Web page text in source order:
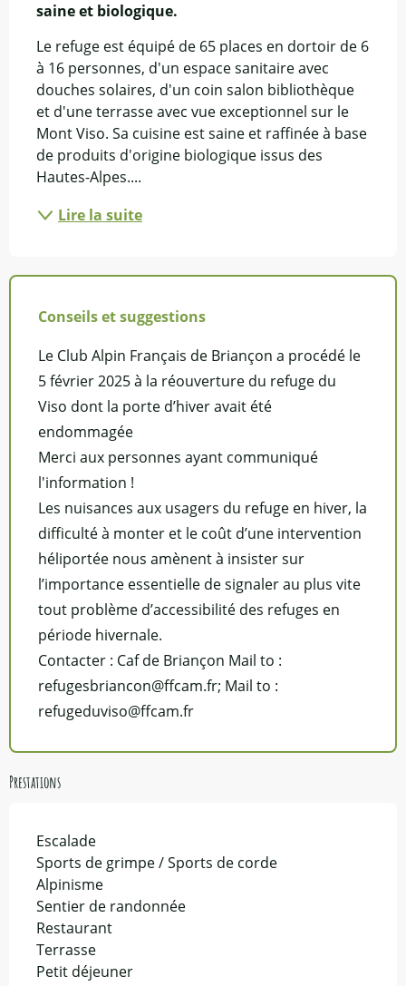
saine et biologique.
Le refuge est équipé de 65 places en dortoir de 6
à 16 personnes, d'un espace sanitaire avec
douches solaires, d'un coin salon bibliothèque
et d'une terrasse avec vue exceptionnel sur le
Mont Viso. Sa cuisine est saine et raffinée à base
de produits d'origine biologique issus des
Hautes-Alpes....
Lire la suite
Conseils et suggestions
Le Club Alpin Français de Briançon a procédé le
5 février 2025 à la réouverture du refuge du
Viso dont la porte d’hiver avait été
endommagée
Merci aux personnes ayant communiqué
l'information !
Les nuisances aux usagers du refuge en hiver, la
difficulté à monter et le coût d’une intervention
héliportée nous amènent à insister sur
l’importance essentielle de signaler au plus vite
tout problème d’accessibilité des refuges en
période hivernale.
Contacter : Caf de Briançon Mail to :
refugesbriancon@ffcam.fr; Mail to :
refugeduviso@ffcam.fr
Prestations
Escalade
Sports de grimpe / Sports de corde
Alpinisme
Sentier de randonnée
Restaurant
Terrasse
Petit déjeuner